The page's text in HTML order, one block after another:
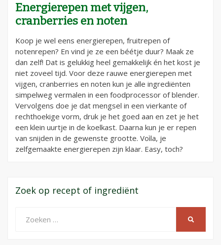
Energierepen met vijgen,
cranberries en noten
Koop je wel eens energierepen, fruitrepen of
notenrepen? En vind je ze een béétje duur? Maak ze
dan zelf! Dat is gelukkig heel gemakkelijk én het kost je
niet zoveel tijd. Voor deze rauwe energierepen met
vijgen, cranberries en noten kun je alle ingrediënten
simpelweg vermalen in een foodprocessor of blender.
Vervolgens doe je dat mengsel in een vierkante of
rechthoekige vorm, druk je het goed aan en zet je het
een klein uurtje in de koelkast. Daarna kun je er repen
van snijden in de gewenste grootte. Voìla, je
zelfgemaakte energierepen zijn klaar. Easy, toch?
Zoek op recept of ingrediënt
naar: